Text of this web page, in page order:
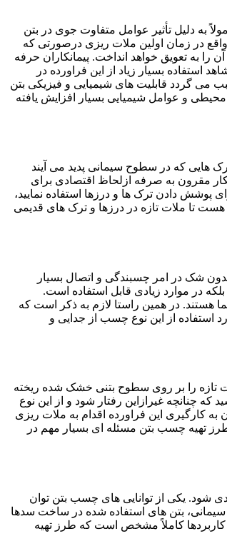
به دلیل تأثیر عوامل متفاوت جوی در بتن
در زمان اولین ملات ریزی درصورتی که
به تعویق خواهد انداخت. پیمانکاران حرفه
بسیار زیاد از این فراورده در
می گردد قابلیت های شیمیایی و فیزیکی بتن
و عوامل شیمیایی بسیار افزایش یافته
هایی که در سطوح سیمانی پدید می آیند
مقرون به صرفه ازلحاظ اقتصادی برای
پوشش دادن ترک ها و درزها استفاده نمایید،
تا ملات تازه در درزها و ترک های قدیمی
شک در امر چسبندگی و اتصال بسیار
در موارد زیادی قابل استفاده است.
هستند. در همین راستا لازم به ذکر است که
استفاده از این نوع چسب از جدایی و
تازه را بر روی سطوح بتنی خشک شده ریخته
چنانچه غیرازاین رفتار شود و از این نوع
این فراورده اقدام به ملات ریزی
تهیه چسب بتن مسئله ای بسیار مهم در
شود. یکی از توانایی های چسب بتن توان
سیمانی، بتن های استفاده شده در ساخت سدها
کاربردها کاملاً مشخص است که طرز تهیه